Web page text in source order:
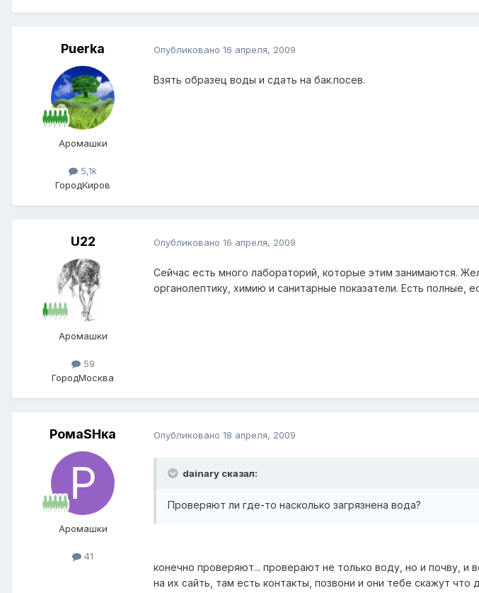
Puerka
Аромашки
5,1k
ГородКиров
Опубликовано 16 апреля, 2009
Взять образец воды и сдать на бак.посев.
U22
Аромашки
59
ГородМосква
Опубликовано 16 апреля, 2009
Сейчас есть много лабораторий, которые этим занимаются.
органолептику, химию и санитарные показатели. Есть
РомаSHка
Аромашки
41
Опубликовано 18 апреля, 2009
dainary сказал:
Проверяют ли где-то насколько загрязнена вода?
конечно проверяют... проверают не только воду, но и почву, и
на их сайть, там есть контакты, позвони и они тебе скажут что